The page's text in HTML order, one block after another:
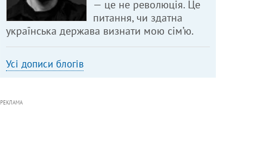
— це не революція. Це
питання, чи здатна
українська держава визнати мою сім’ю.
Усі дописи блогів
РЕКЛАМА